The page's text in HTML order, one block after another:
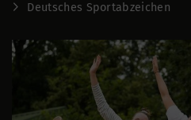
Deutsches Sportabzeichen